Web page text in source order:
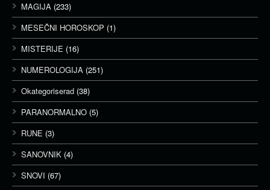
MAGIJA (233)
MESEČNI HOROSKOP (1)
MISTERIJE (16)
NUMEROLOGIJA (251)
Okategoriserad (38)
PARANORMALNO (5)
RUNE (3)
SANOVNIK (4)
SNOVI (67)